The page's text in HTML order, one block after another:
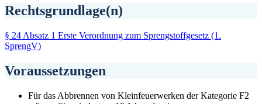
Rechtsgrundlage(n)
§ 24 Absatz 1 Erste Verordnung zum Sprengstoffgesetz (1.
SprengV)
Voraussetzungen
Für das Abbrennen von Kleinfeuerwerken der Kategorie F2